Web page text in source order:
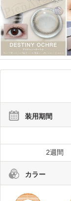
装用期間
2週間
カラー